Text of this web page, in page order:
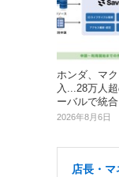
ホンダ、マ
入...28万人
ーバルで統合
2026年8月6日
店長・